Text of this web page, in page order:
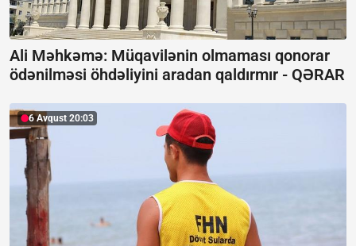
Ali Məhkəmə: Müqavilənin olmaması qonorar
ödənilməsi öhdəliyini aradan qaldırmır - QƏRAR
6 Avqust 20:03